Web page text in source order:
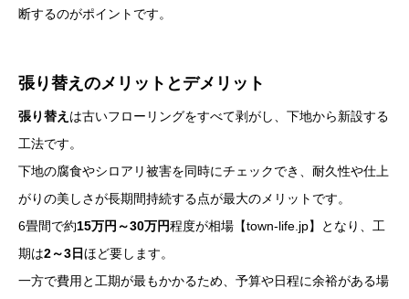
断するのがポイントです。
張り替えのメリットとデメリット
張り替え は古いフローリングをすべて剥がし、下地から新設する
工法です。
下地の腐食やシロアリ被害を同時にチェックでき、耐久性や仕上
がりの美しさが長期間持続する点が最大のメリットです。
6畳間で約15万円～30万円程度が相場【town-life.jp】となり、工
期は2～3日ほど要します。
一方で費用と工期が最もかかるため、予算や日程に余裕がある場